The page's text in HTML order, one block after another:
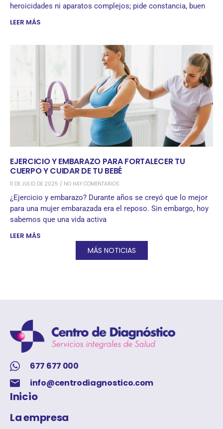
heroicidades ni aparatos complejos; pide constancia, buen
LEER MÁS
EJERCICIO Y EMBARAZO PARA FORTALECER TU
CUERPO Y CUIDAR DE TU BEBÉ
11 DE JULIO DE 2025 NO HAY COMENTARIOS
¿Ejercicio y embarazo? Durante años se creyó que lo mejor
para una mujer embarazada era el reposo. Sin embargo, hoy
sabemos que una vida activa
LEER MÁS
MÁS NOTICIAS
677 677 000
info@centrodiagnostico.com
Inicio
La empresa